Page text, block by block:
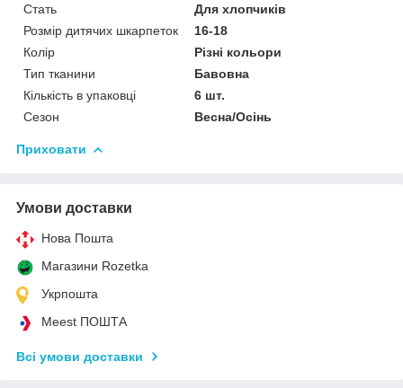
Стать
Для хлопчиків
Розмір дитячих шкарпеток
16-18
Колір
Різні кольори
Тип тканини
Бавовна
Кількість в упаковці
6 шт.
Сезон
Весна/Осінь
Приховати
Умови доставки
Нова Пошта
Магазини Rozetka
Укрпошта
Meest ПОШТА
Всі умови доставки